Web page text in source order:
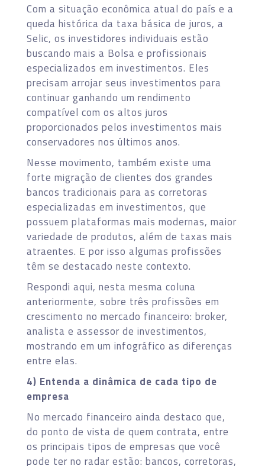
Com a situação econômica atual do país e a
queda histórica da taxa básica de juros, a
Selic, os investidores individuais estão
buscando mais a Bolsa e profissionais
especializados em investimentos. Eles
precisam arrojar seus investimentos para
continuar ganhando um rendimento
compatível com os altos juros
proporcionados pelos investimentos mais
conservadores nos últimos anos.
Nesse movimento, também existe uma
forte migração de clientes dos grandes
bancos tradicionais para as corretoras
especializadas em investimentos, que
possuem plataformas mais modernas, maior
variedade de produtos, além de taxas mais
atraentes. E por isso algumas profissões
têm se destacado neste contexto.
Respondi aqui, nesta mesma coluna
anteriormente, sobre três profissões em
crescimento no mercado financeiro: broker,
analista e assessor de investimentos,
mostrando em um infográfico as diferenças
entre elas.
4) Entenda a dinâmica de cada tipo de
empresa
No mercado financeiro ainda destaco que,
do ponto de vista de quem contrata, entre
os principais tipos de empresas que você
pode ter no radar estão: bancos, corretoras,